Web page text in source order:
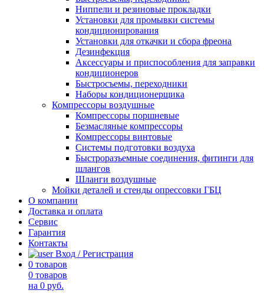
Ниппели и резиновые прокладки
Установки для промывки системы
кондиционирования
Установки для откачки и сбора фреона
Дезинфекция
Аксессуары и приспособления для заправки
кондиционеров
Быстросъемы, переходники
Наборы кондиционерщика
Компрессоры воздушные
Компрессоры поршневые
Безмасляные компрессоры
Компрессоры винтовые
Системы подготовки воздуха
Быстроразъемные соединения, фитинги для
шлангов
Шланги воздушные
Мойки деталей и стенды опрессовки ГБЦ
О компании
Доставка и оплата
Сервис
Гарантия
Контакты
Вход / Регистрация
0 товаров
0 товаров
на 0 руб.